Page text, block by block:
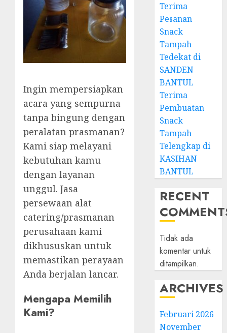
Ingin mempersiapkan
acara yang sempurna
tanpa bingung dengan
peralatan prasmanan?
Kami siap melayani
kebutuhan kamu
dengan layanan
unggul. Jasa
persewaan alat
catering/prasmanan
perusahaan kami
dikhususkan untuk
memastikan perayaan
Anda berjalan lancar.
Mengapa Memilih
Kami?
Terima
Pesanan
Snack
Tampah
Tedekat di
SANDEN
BANTUL
Terima
Pembuatan
Snack
Tampah
Telengkap di
KASIHAN
BANTUL
RECENT
Tidak ada
komentar untuk
ditampilkan.
ARCHIVES
Februari 2026
November